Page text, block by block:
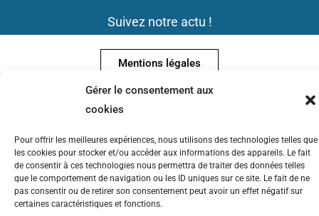
Gérer le consentement aux
cookies
Pour offrir les meilleures expériences, nous utilisons des technologies telles que
les cookies pour stocker et/ou accéder aux informations des appareils. Le fait
de consentir à ces technologies nous permettra de traiter des données telles
que le comportement de navigation ou les ID uniques sur ce site. Le fait de ne
pas consentir ou de retirer son consentement peut avoir un effet négatif sur
certaines caractéristiques et fonctions.
Suivez notre actu !
Mentions légales
Données personnelles ( RGPD)
Conditions Générales de Vente
58 av Corot 13013
Auto-Bateau Ecole Corot : Bâtiment F Résidence Corot –